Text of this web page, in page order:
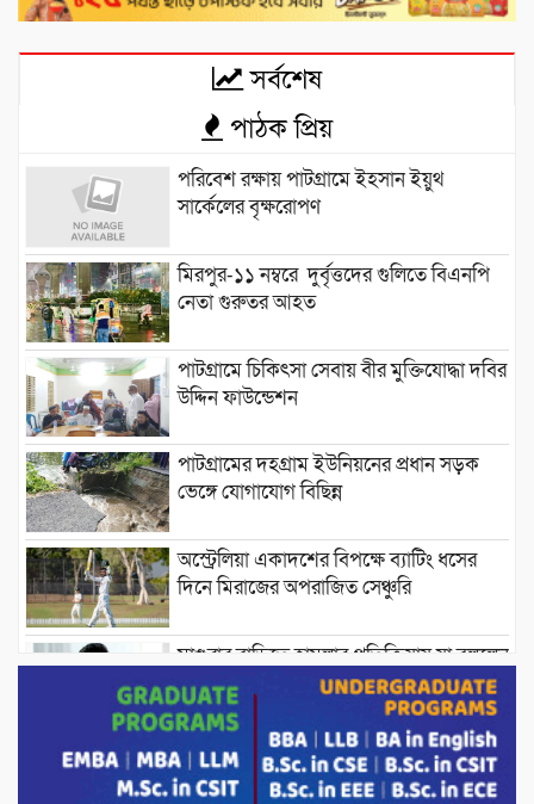
সর্বশেষ
পাঠক প্রিয়
পরিবেশ রক্ষায় পাটগ্রামে ইহসান ইয়ুথ
সার্কেলের বৃক্ষরোপণ
মিরপুর-১১ নম্বরে দুর্বৃত্তদের গুলিতে বিএনপি
নেতা গুরুতর আহত
পাটগ্রামে চিকিৎসা সেবায় বীর মুক্তিযোদ্ধা দবির
উদ্দিন ফাউন্ডেশন
পাটগ্রামের দহগ্রাম ইউনিয়নের প্রধান সড়ক
ভেঙ্গে যোগাযোগ বিছিন্ন
অস্ট্রেলিয়া একাদশের বিপক্ষে ব্যাটিং ধসের
দিনে মিরাজের অপরাজিত সেঞ্চুরি
মাগুরার বাড়িতে হামলার প্রতিক্রিয়ায় যা বললেন
সাকিব।
দেশীয় পাঁচ প্রজাতির ছোট মাছে উদ্বেগজনক
মাত্রায় মাইক্রোপ্লাস্টিকের উপস্থিতি শনাক্ত ।